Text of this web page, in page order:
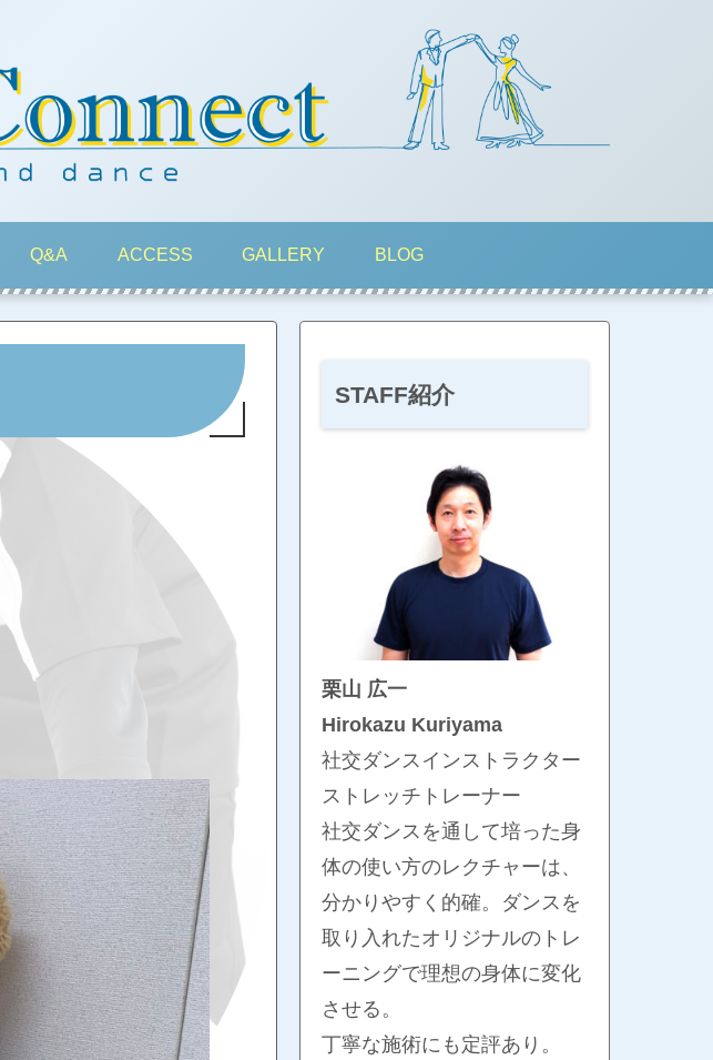
Q&A ACCESS GALLERY BLOG
STAFF紹介
栗山 広一
Hirokazu Kuriyama
社交ダンスインストラクター
ストレッチトレーナー
社交ダンスを通して培った身
体の使い方のレクチャーは、
分かりやすく的確。ダンスを
取り入れたオリジナルのトレ
ーニングで理想の身体に変化
させる。
丁寧な施術にも定評あり。